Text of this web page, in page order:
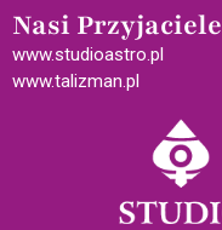
Nasi Przyjaciele
www.studioastro.pl
www.talizman.pl